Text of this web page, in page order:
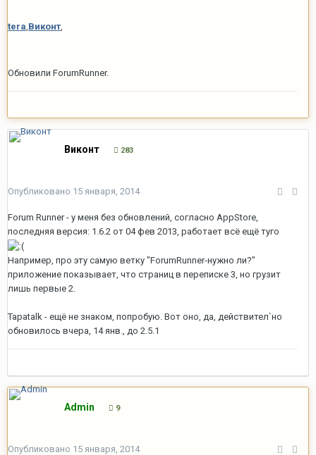
tera,Виконт,
Обновили ForumRunner.
Виконт 283
Опубликовано 15 января, 2014
Forum Runner - у меня без обновлений, согласно AppStore,
последняя версия: 1.6.2 от 04 фев 2013, работает всё ещё туго
Например, про эту самую ветку "ForumRunner-нужно ли?"
приложение показывает, что страниц в переписке 3, но грузит
лишь первые 2.
Tapatalk - ещё не знаком, попробую. Вот оно, да, действител`но
обновилось вчера, 14 янв., до 2.5.1
Admin 9
Опубликовано 15 января, 2014